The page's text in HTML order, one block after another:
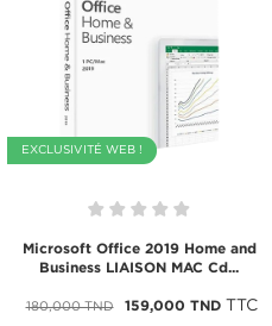
EXCLUSIVITÉ WEB !
Microsoft Office 2019 Home and
Business LIAISON MAC Cd...
180,000 TND 159,000 TNDTTC